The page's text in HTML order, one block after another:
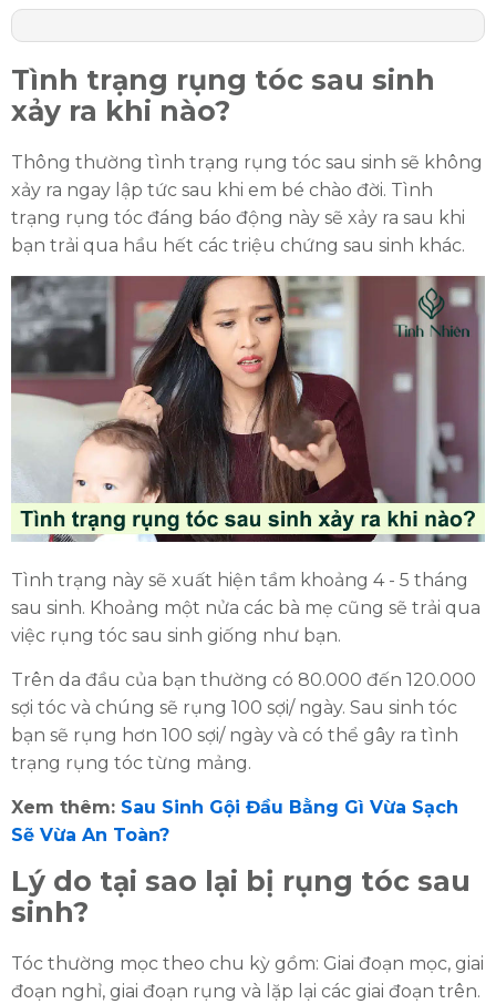
Tình trạng rụng tóc sau sinh
xảy ra khi nào?
Thông thường tình trạng rụng tóc sau sinh sẽ không
xảy ra ngay lập tức sau khi em bé chào đời. Tình
trạng rụng tóc đáng báo động này sẽ xảy ra sau khi
bạn trải qua hầu hết các triệu chứng sau sinh khác.
Tình trạng này sẽ xuất hiện tầm khoảng 4 - 5 tháng
sau sinh. Khoảng một nửa các bà mẹ cũng sẽ trải qua
việc rụng tóc sau sinh giống như bạn.
Trên da đầu của bạn thường có 80.000 đến 120.000
sợi tóc và chúng sẽ rụng 100 sợi/ ngày. Sau sinh tóc
bạn sẽ rụng hơn 100 sợi/ ngày và có thể gây ra tình
trạng rụng tóc từng mảng.
Xem thêm: Sau Sinh Gội Đầu Bằng Gì Vừa Sạch
Sẽ Vừa An Toàn?
Lý do tại sao lại bị rụng tóc sau
sinh?
Tóc thường mọc theo chu kỳ gồm: Giai đoạn mọc, giai
đoạn nghỉ, giai đoạn rụng và lặp lại các giai đoạn trên.
ĐĂNG KÝ TƯ VẤN MIỄN PHÍ
HOÀN THÀNH
0335587487